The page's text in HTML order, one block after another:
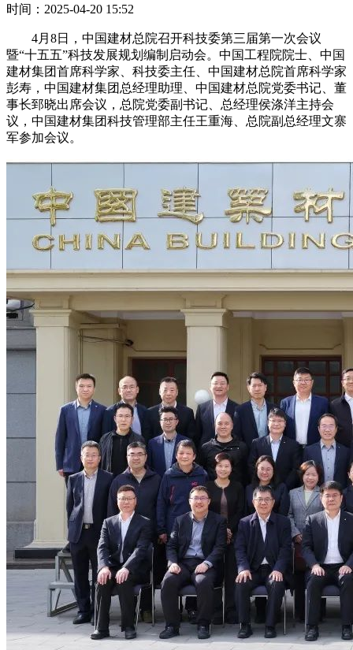
时间：2025-04-20 15:52
4月8日，中国建材总院召开科技委第三届第一次会议
暨“十五五”科技发展规划编制启动会。中国工程院院士、中国
建材集团首席科学家、科技委主任、中国建材总院首席科学家
彭寿，中国建材集团总经理助理、中国建材总院党委书记、董
事长郅晓出席会议，总院党委副书记、总经理侯涤洋主持会
议，中国建材集团科技管理部主任王重海、总院副总经理文寨
军参加会议。